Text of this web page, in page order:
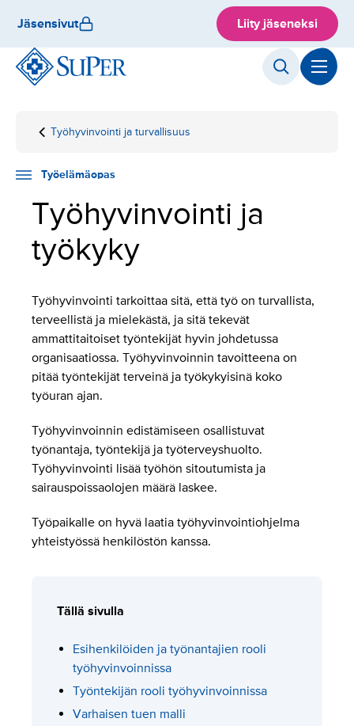
sisältöön
Jäsensivut Liity jäseneksi
Etusivu
Työelämäopas
Työhyvinvointi ja turvallisuus
Työhyvinvointi
Työelämäopas
Työhyvinvointi ja
työkyky
Työhyvinvointi tarkoittaa sitä, että työ on turvallista,
terveellistä ja mielekästä, ja sitä tekevät
ammattitaitoiset työntekijät hyvin johdetussa
organisaatiossa. Työhyvinvoinnin tavoitteena on
pitää työntekijät terveinä ja työkykyisinä koko
työuran ajan.
Työhyvinvoinnin edistämiseen osallistuvat
työnantaja, työntekijä ja työterveyshuolto.
Työhyvinvointi lisää työhön sitoutumista ja
sairauspoissaolojen määrä laskee.
Työpaikalle on hyvä laatia työhyvinvointiohjelma
yhteistyössä henkilöstön kanssa.
Tällä sivulla
Esihenkilöiden ja työnantajien rooli
työhyvinvoinnissa
Työntekijän rooli työhyvinvoinnissa
Varhaisen tuen malli